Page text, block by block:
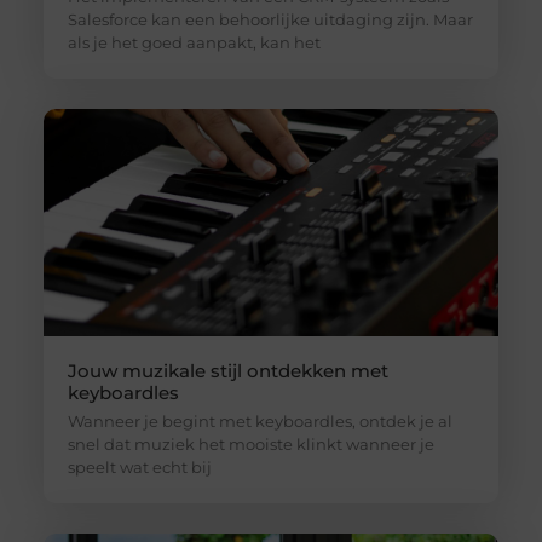
Salesforce kan een behoorlijke uitdaging zijn. Maar
als je het goed aanpakt, kan het
Jouw muzikale stijl ontdekken met
keyboardles
Wanneer je begint met keyboardles, ontdek je al
snel dat muziek het mooiste klinkt wanneer je
speelt wat echt bij